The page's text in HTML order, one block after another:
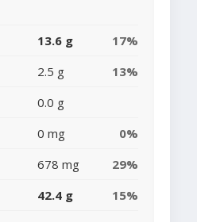
13.6 g
17%
2.5 g
13%
0.0 g
0 mg
0%
678 mg
29%
42.4 g
15%